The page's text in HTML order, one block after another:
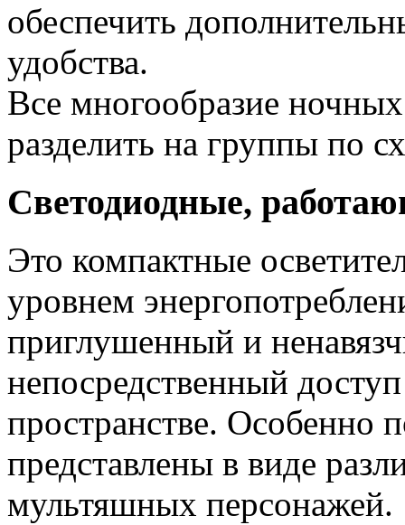
обеспечить
удобства.
Все многообразие
разделить на группы по
Светодиодные,
Это компактные
уровнем
приглушенный и
непосредственный
пространстве. Особенно
представлены в виде
мультяшных персонажей.